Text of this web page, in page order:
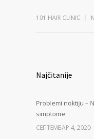
101 HAIR CLINIC
Najčitanije
Problemi noktiju –
simptome
СЕПТЕМБАР 4, 2020